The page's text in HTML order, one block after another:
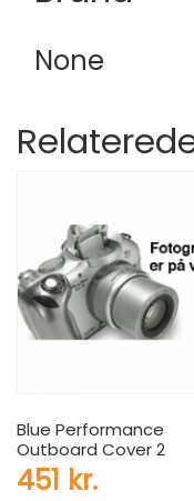
None
Blue Performance
Outboard Cover 2
451 kr.